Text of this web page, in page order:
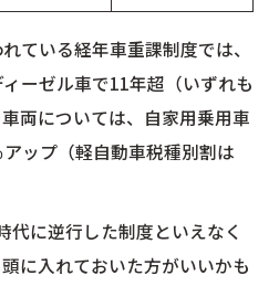
ている経年車重課制度では、
ーゼル車で11年超（いずれも
両については、自家用乗用車
ップ（軽自動車税種別割は
代に逆行した制度といえなく
に入れておいた方がいいかも